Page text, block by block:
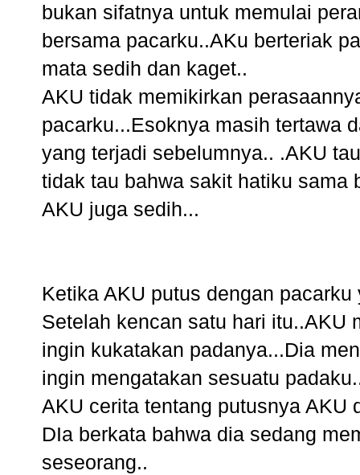
bukan sifatnya untuk memulai
bersama pacarku..AKu berteriak
mata sedih dan kaget..
AKU tidak memikirkan
pacarku...Esoknya masih tertawa
yang terjadi sebelumnya.. .AKU
tidak tau bahwa sakit hatiku sama
AKU juga sedih...
Ketika AKU putus dengan
Setelah kencan satu hari itu..AKU
ingin kukatakan padanya...Dia
ingin mengatakan sesuatu
AKU cerita tentang putusnya AKU
DIa berkata bahwa dia sedang
seseorang..